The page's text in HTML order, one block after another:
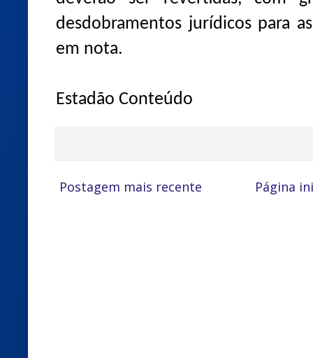
desdobramentos jurídicos para
em nota.
Estadão Conteúdo
Postagem mais recente Página